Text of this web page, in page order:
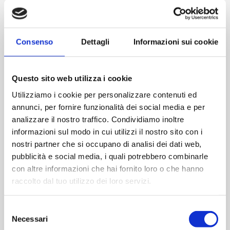
Consenso Dettagli Informazioni sui cookie
Questo sito web utilizza i cookie
Utilizziamo i cookie per personalizzare contenuti ed
annunci, per fornire funzionalità dei social media e per
analizzare il nostro traffico. Condividiamo inoltre
informazioni sul modo in cui utilizzi il nostro sito con i
nostri partner che si occupano di analisi dei dati web,
pubblicità e social media, i quali potrebbero combinarle
con altre informazioni che hai fornito loro o che hanno
raccolto dal tuo utilizzo dei loro servizi.
delNecessari
2 Stoßfänger auf der Scharnierseite
Selbstblockierendes mechanisches Schloss mit
drei Schließpunkten
Selbstblockierendes mechanisches Schloss mit 5
Schließpunkten
Motorisiertes Schloss mit drei Schließpunkten
Panzerschloss